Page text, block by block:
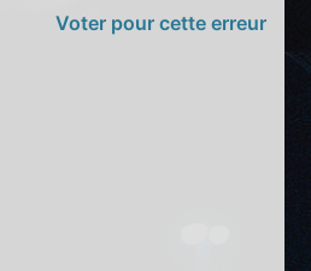
Voter pour cette erreur